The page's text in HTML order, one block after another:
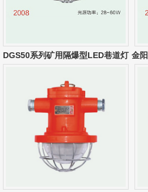
DGS50系列矿用隔爆型LED巷道灯